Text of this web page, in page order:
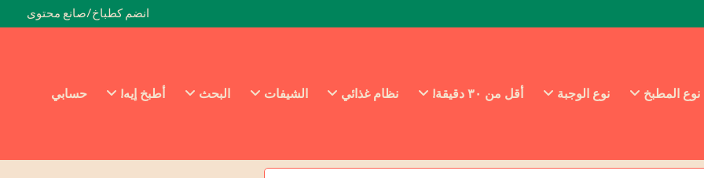
انضم كطباخ/صانع محتوى
نوع المطبخ نوع الوجبة أقل من ٣٠ دقيقة! نظام غذائي الشيفات البحث أطبخ إيه! حسابي